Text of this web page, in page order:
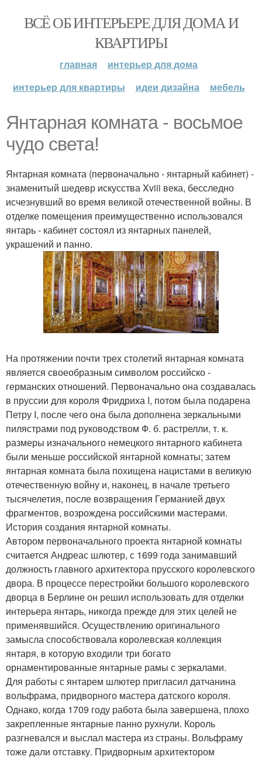
ВСЁ ОБ ИНТЕРЬЕРЕ ДЛЯ ДОМА И
КВАРТИРЫ
главная
интерьер для дома
интерьер для квартиры
идеи дизайна мебель
Янтарная комната - восьмое
чудо света!
Янтарная комната (первоначально - янтарный кабинет) -
знаменитый шедевр искусства Xviii века, бесследно
исчезнувший во время великой отечественной войны. В
отделке помещения преимущественно использовался
янтарь - кабинет состоял из янтарных панелей,
украшений и панно.
На протяжении почти трех столетий янтарная комната
является своеобразным символом российско -
германских отношений. Первоначально она создавалась
в пруссии для короля Фридриха I, потом была подарена
Петру I, после чего она была дополнена зеркальными
пилястрами под руководством Ф. б. растрелли, т. к.
размеры изначального немецкого янтарного кабинета
были меньше российской янтарной комнаты; затем
янтарная комната была похищена нацистами в великую
отечественную войну и, наконец, в начале третьего
тысячелетия, после возвращения Германией двух
фрагментов, возрождена российскими мастерами.
История создания янтарной комнаты.
Автором первоначального проекта янтарной комнаты
считается Андреас шлютер, с 1699 года занимавший
должность главного архитектора прусского королевского
двора. В процессе перестройки большого королевского
дворца в Берлине он решил использовать для отделки
интерьера янтарь, никогда прежде для этих целей не
применявшийся. Осуществлению оригинального
замысла способствовала королевская коллекция
янтаря, в которую входили три богато
орнаментированные янтарные рамы с зеркалами.
Для работы с янтарем шлютер пригласил датчанина
вольфрама, придворного мастера датского короля.
Однако, когда 1709 году работа была завершена, плохо
закрепленные янтарные панно рухнули. Король
разгневался и выслал мастера из страны. Вольфраму
тоже дали отставку. Придворным архитектором